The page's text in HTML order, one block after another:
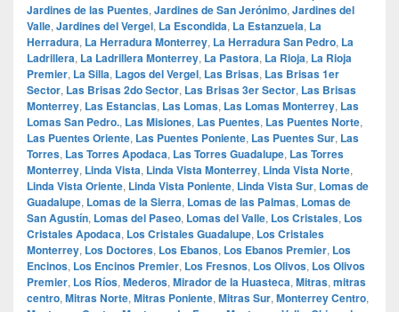
Jardines de las Puentes, Jardines de San Jerónimo, Jardines del
Valle, Jardines del Vergel, La Escondida, La Estanzuela, La
Herradura, La Herradura Monterrey, La Herradura San Pedro, La
Ladrillera, La Ladrillera Monterrey, La Pastora, La Rioja, La Rioja
Premier, La Silla, Lagos del Vergel, Las Brisas, Las Brisas 1er
Sector, Las Brisas 2do Sector, Las Brisas 3er Sector, Las Brisas
Monterrey, Las Estancias, Las Lomas, Las Lomas Monterrey, Las
Lomas San Pedro., Las Misiones, Las Puentes, Las Puentes Norte,
Las Puentes Oriente, Las Puentes Poniente, Las Puentes Sur, Las
Torres, Las Torres Apodaca, Las Torres Guadalupe, Las Torres
Monterrey, Linda Vista, Linda Vista Monterrey, Linda Vista Norte,
Linda Vista Oriente, Linda Vista Poniente, Linda Vista Sur, Lomas de
Guadalupe, Lomas de la Sierra, Lomas de las Palmas, Lomas de
San Agustín, Lomas del Paseo, Lomas del Valle, Los Cristales, Los
Cristales Apodaca, Los Cristales Guadalupe, Los Cristales
Monterrey, Los Doctores, Los Ebanos, Los Ebanos Premier, Los
Encinos, Los Encinos Premier, Los Fresnos, Los Olivos, Los Olivos
Premier, Los Ríos, Mederos, Mirador de la Huasteca, Mitras, mitras
centro, Mitras Norte, Mitras Poniente, Mitras Sur, Monterrey Centro,